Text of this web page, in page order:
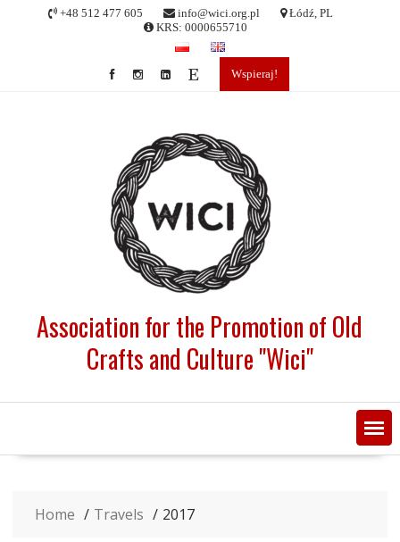
+48 512 477 605 info@wici.org.pl
Łódź, PL
KRS: 0000655710
Wspieraj!
Association for the Promotion of Old
Crafts and Culture "Wici"
Home Travels 2017